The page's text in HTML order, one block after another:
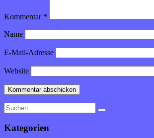
Kommentar *
Name
E-Mail-Adresse
Website
Suche
nach:
Kategorien